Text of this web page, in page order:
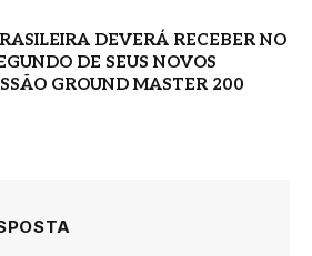
DEVERÁ RECEBER NO
DE SEUS NOVOS
GROUND MASTER 200